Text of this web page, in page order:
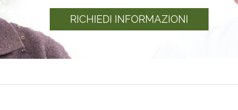
RICHIEDI INFORMAZIONI